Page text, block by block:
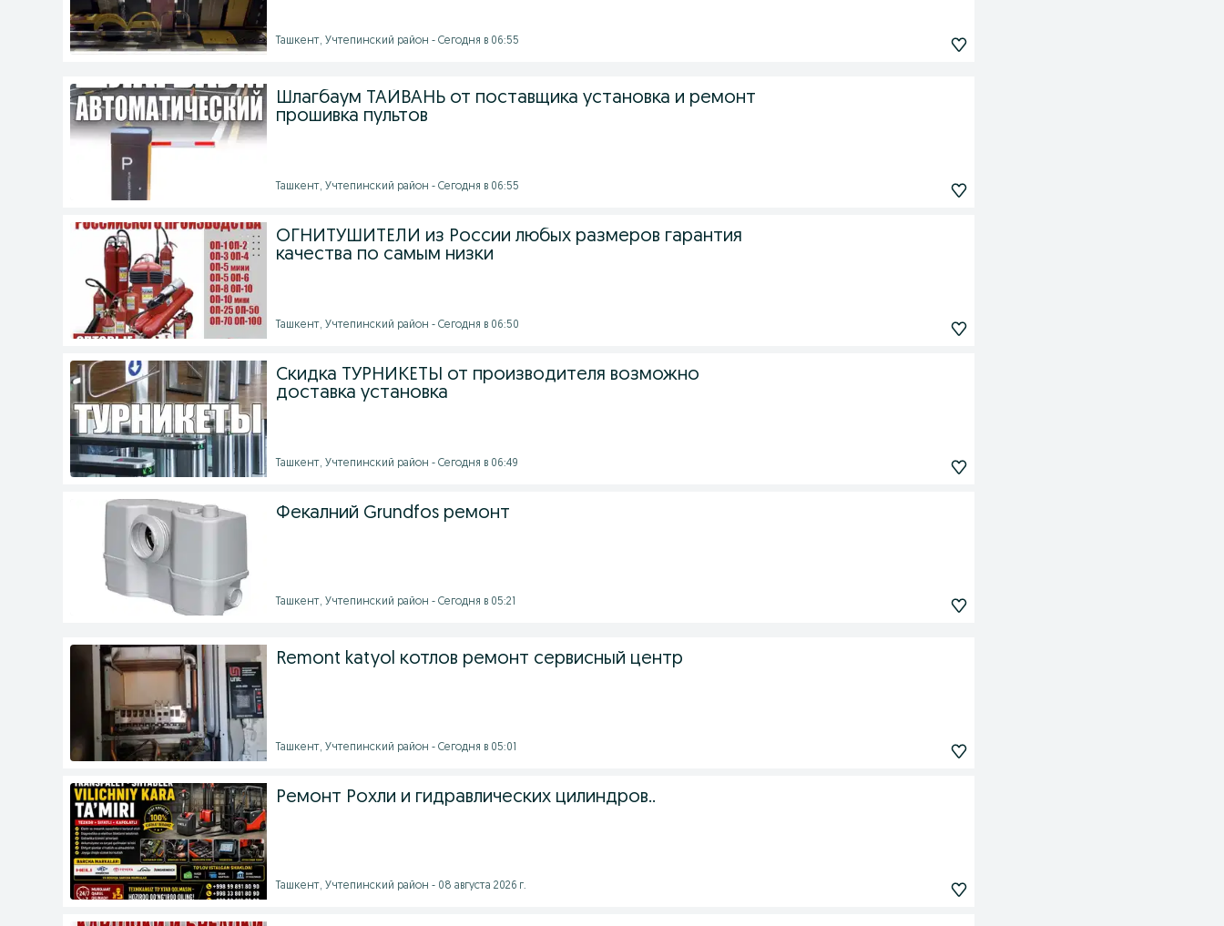
Ташкент, Учтепинский район - Сегодня в 06:55
Шлагбаум ТАЙВАНЬ от поставщика установка и ремонт
прошивка пультов
Ташкент, Учтепинский район - Сегодня в 06:55
ОГНИТУШИТЕЛИ из России любых размеров гарантия
качества по самым низки
Ташкент, Учтепинский район - Сегодня в 06:50
Скидка ТУРНИКЕТЫ от производителя возможно
доставка установка
Ташкент, Учтепинский район - Сегодня в 06:49
Фекалний Grundfos ремонт
Ташкент, Учтепинский район - Сегодня в 05:21
Remont katyol котлов ремонт сервисный центр
Ташкент, Учтепинский район - Сегодня в 05:01
Ремонт Рохли и гидравлических цилиндров..
Ташкент, Учтепинский район - 08 августа 2026 г.